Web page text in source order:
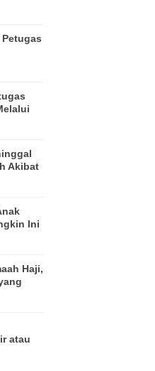
Akibat
Ini
Haji,
atau